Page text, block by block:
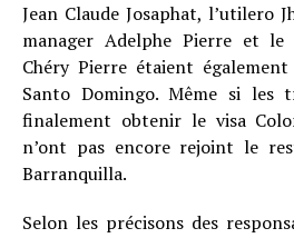
Jean Claude Josaphat, l’utilero
manager Adelphe Pierre et le
Chéry Pierre étaient
Santo Domingo. Même si les
finalement obtenir le visa
n’ont pas encore rejoint le
Barranquilla.
Selon les précisons des